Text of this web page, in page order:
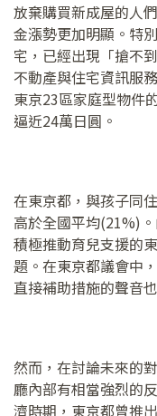
放棄購買新成屋的人
金漲勢更加明顯。特
宅，已經出現「搶不
不動產與住宅資訊服
東京23區家庭型物件
逼近24萬日圓。
在東京都，與孩子同
高於全國平均(21%)
積極推動育兒支援的
題。在東京都議會中
直接補助措施的聲音
然而，在討論未來的
廳內部有相當強烈的
濟時期，東京都曾推